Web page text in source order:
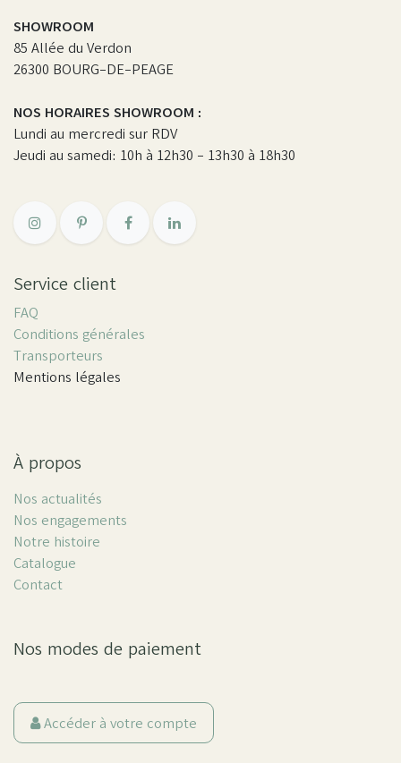
SHOWROOM
85 Allée du Verdon
26300 BOURG-DE-PEAGE
NOS HORAIRES SHOWROOM :
Lundi au mercredi sur RDV
Jeudi au samedi: 10h à 12h30 - 13h30 à 18h30
Service client
FAQ
Conditions générales
Transporteurs
Mentions légales
À propos
Nos actualités
Nos engagements
Notre histoire
Catalogue
Contact
Nos modes de paiement
Accéder à votre compte